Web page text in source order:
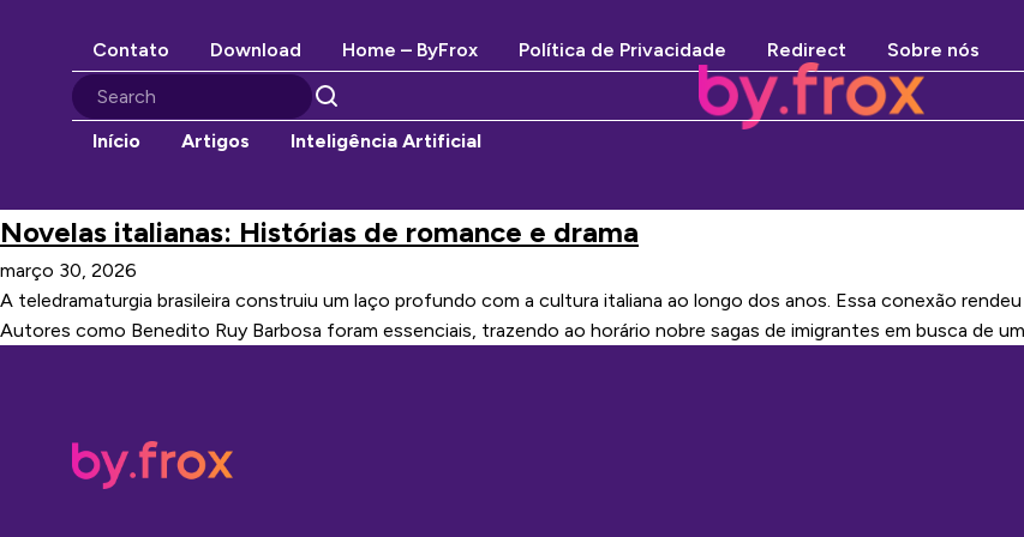
Contato Download Home – ByFrox Política de Privacidade Redirect
Sobre nós
Início
Artigos Inteligência Artificial
Novelas italianas: Histórias de romance e drama
março 30, 2026
A teledramaturgia brasileira construiu um laço profundo com a cultura italiana ao longo dos anos. Essa conexão
Autores como Benedito Ruy Barbosa foram essenciais, trazendo ao horário nobre sagas de imigrantes em busca de